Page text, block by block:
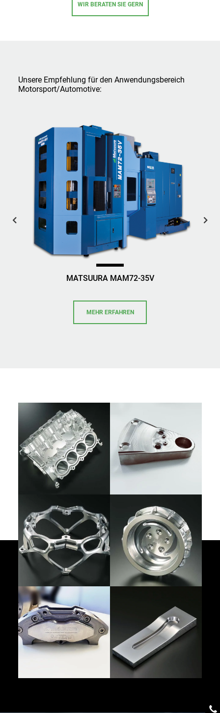
Schulungen
WIR BERATEN SIE GERN
Unsere Empfehlung für den Anwendungsbereich
Motorsport/Automotive:
MATSUURA MAM72-35V
MEHR ERFAHREN